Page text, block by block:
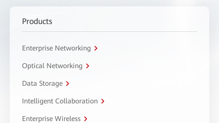
Products
Enterprise Networking
Optical Networking
Data Storage
Intelligent Collaboration
Enterprise Wireless